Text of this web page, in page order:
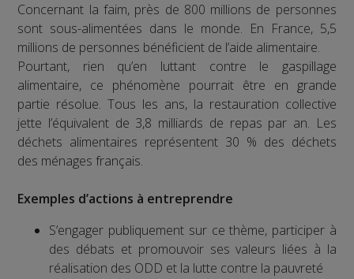
Concernant la faim, près de 800 millions de personnes
sont sous-alimentées dans le monde. En France, 5,5
millions de personnes bénéficient de l’aide alimentaire.
Pourtant, rien qu’en luttant contre le gaspillage
alimentaire, ce phénomène pourrait être en grande
partie résolue. Tous les ans, la restauration collective
jette l’équivalent de 3,8 milliards de repas par an. Les
déchets alimentaires représentent 30 % des déchets
des ménages français.
Exemples d’actions à entreprendre
S’engager publiquement sur ce thème, participer à
des débats et promouvoir ses valeurs liées à la
réalisation des ODD et la lutte contre la pauvreté